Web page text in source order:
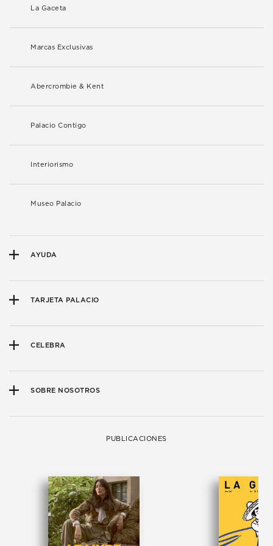
La Gaceta
Marcas Exclusivas
Abercrombie & Kent
Palacio Contigo
Interiorismo
Museo Palacio
AYUDA
TARJETA PALACIO
CELEBRA
SOBRE NOSOTROS
PUBLICACIONES